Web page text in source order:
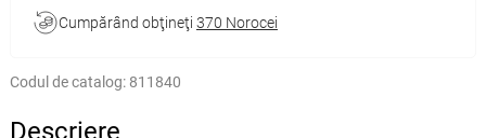
Cumpărând obţineţi 370 Norocei
Codul de catalog: 811840
Descriere